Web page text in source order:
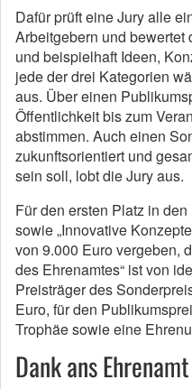
Dafür prüft eine Jury alle
Arbeitgebern und
und beispielhaft Ideen,
jede der drei Kategorien
aus. Über einen
Öffentlichkeit bis zum
abstimmen. Auch einen
zukunftsorientiert und
sein soll, lobt die Jury aus.
Für den ersten Platz in
sowie „Innovative
von 9.000 Euro vergeben,
des Ehrenamtes“ ist von
Preisträger des
Euro, für den
Trophäe sowie eine
Dank ans